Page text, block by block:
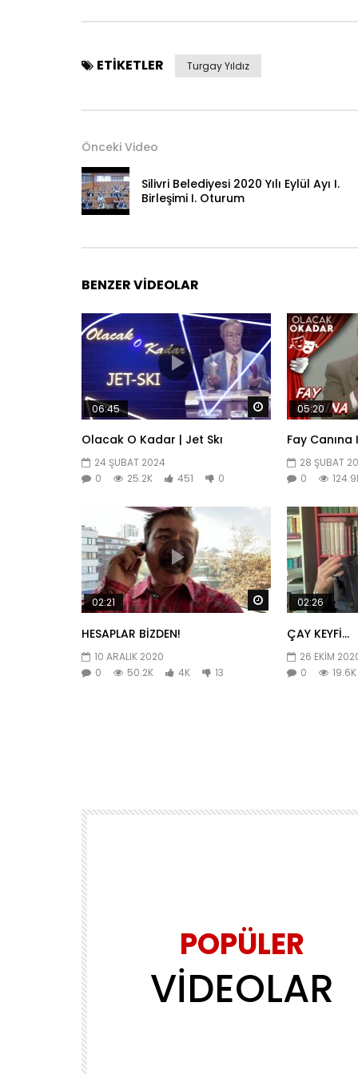
ETIKETLER Turgay Yıldız
Önceki Video
Silivri Belediyesi 2020 Yılı Eylül Ayı I.
Birleşimi I. Oturum
BENZER VIDEOLAR
Daha sonra izle
06:45
Olacak O Kadar | Jet Skı
24 ŞUBAT 2024
0
25.2K 451 0
05:20
Fay
28 ŞUBAT
0
Daha sonra izle
02:21
HESAPLAR BİZDEN!
10 ARALIK 2020
0
50.2K 4K 13
02:26
ÇAY KEYFİ…
26 EKIM
0
19.6K
POPÜLER
VİDEOLAR
Daha sonra izle